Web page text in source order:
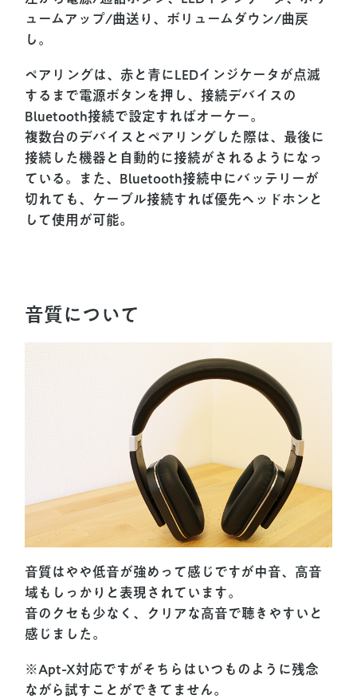
ュームアップ/曲送り、ボリュームダウン/曲戻
し。
ペアリングは、赤と青にLEDインジケータが点滅
するまで電源ボタンを押し、接続デバイスの
Bluetooth接続で設定すればオーケー。
複数台のデバイスとペアリングした際は、最後に
接続した機器と自動的に接続がされるようになっ
ている。また、Bluetooth接続中にバッテリーが
切れても、ケーブル接続すれば優先ヘッドホンと
して使用が可能。
音質について
音質はやや低音が強めって感じですが中音、高音
域もしっかりと表現されています。
音のクセも少なく、クリアな高音で聴きやすいと
感じました。
※Apt-X対応ですがそちらはいつものように残念
ながら試すことができてません。